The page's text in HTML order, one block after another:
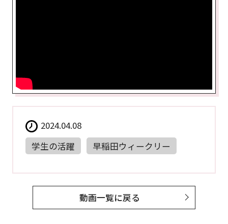
2024.04.08
学生の活躍
早稲田ウィークリー
動画一覧に戻る